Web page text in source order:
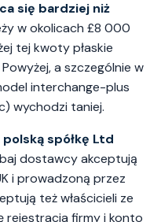
się bardziej niż
w okolicach £8 000
tej kwoty płaskie
a szczególnie w
interchange-plus
wychodzi taniej.
spółkę Ltd
dostawcy akceptują
i prowadzoną przez
też właścicieli ze
rejestracja firmy i konto